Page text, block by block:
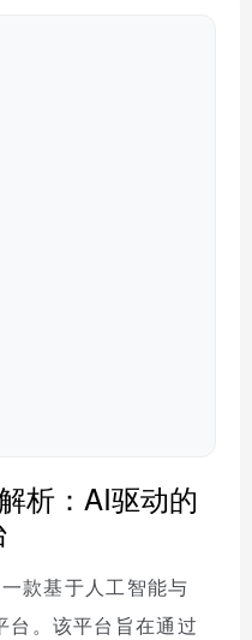
析：AI驱动的
款基于人工智能与
台。该平台旨在通过